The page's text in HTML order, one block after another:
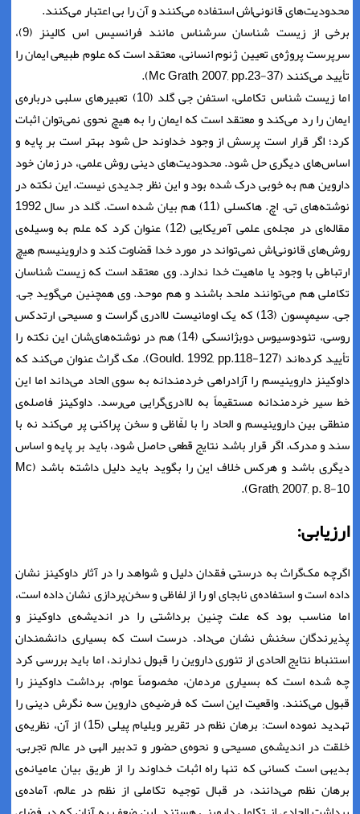
محدودیت‌های قانونی‌اش استفاده می‌کنند و آن را بی اعتبار می‌کنند.
برخی از زیست شناسان سرشناس مانند فرانسیس اس کالینز (9)،
سرپرست پروژه‌ی تعیین ژنوم انسانی، معتقد است که علوم طبیعی ایمان را
تأیید می‌کنند (Mc Grath, 2007, pp.23-37).
اما زیست شناس تکاملی، استفن جی گلد (10) تعبیرهای سلبی درباره‌ی
ایمان را رد می‌کند و معتقد است که ایمان را به هیچ نحوی نمی‌توان اثبات
کرد؛ اگر قرار است پرسش از وجود خداوند حل شود بهتر است بر پایه و
اساس‌های دیگری حل شود. محدودیت‌های دینی روش علمی، در زمان خود
داروین هم به خوبی درک شده بود و این نظر جدیدی نیست. این نکته در
نوشته‌های تی. اچ. ‌هاکسلی (11) هم بیان شده است. گلد در سال 1992
مقاله‌ای در مجله‌ی علمی آمریکایی (12) عنوان کرد که علم به وسیله‌ی
روش‌های قانونی‌اش نمی‌تواند در مورد خدا قضاوت کند و داروینیسم هیچ
ارتباطی با وجود یا ماهیت خدا ندارد. وی معتقد است که زیست شناسان
تکاملی هم می‌توانند ملحد باشند و هم موحد. وی همچنین می‌گوید جی.
جی. سیمپسون (13) که یک اومانیست لاادری گراست و مسیحی ارتدکس
روسی، تئودوسیوس دوبژانسکی (14) هم در نوشته‌های‌شان این نکته را
تأیید کرده‌اند (Gould. 1992, pp.118-127). مک گراث عنوان می‌کند که
داوکینز داروینیسم را آزادراهی خردمندانه به سوی الحاد می‌داند اما این
خط سیر خردمندانه مستقیماً به لاادری‌گرایی می‌رسد. داوکینز فاصله‌ی
منطقی بین داروینیسم و الحاد را با لفّاظی و سخن پراکنی پر می‌کند نه با
سند و مدرک. اگر قرار باشد نتایج قطعی حاصل شود، باید بر پایه و اساس
دیگری باشد و هرکس خلاف این را بگوید باید دلیل داشته باشد (Mc
Grath, 2007, p. 8-10).
ارزیابی:
اگرچه مک‌گراث به درستی فقدان دلیل و شواهد را در آثار داوکینز نشان
داده است و استفاده‌ی نابجای او را از لفاظی و سخن‌پردازی نشان داده است،
اما مناسب بود که علت چنین برداشتی را در اندیشه‌ی داوکینز و
پذیرندگان سخنش نشان می‌داد. درست است که بسیاری دانشمندان
استنباط نتایج الحادی از تئوری داروین را قبول ندارند، اما باید بررسی کرد
چه شده است که بسیاری مردمان، مخصوصاً عوام، برداشت داوکینز را
قبول می‌کنند. واقعیت این است که فرضیه‌ی داروین سه نگرش دینی را
تهدید نموده است: برهان نظم در تقریر ویلیام پیلی (15) از آن، نظریه‌ی
خلقت در اندیشه‌ی مسیحی و نحوه‌ی حضور و تدبیر الهی در عالم تجربی.
بدیهی است کسانی که تنها راه اثبات خداوند را از طریق بیان عامیانه‌ی
برهان نظم می‌دانند، در قبال توجیه تکاملی از نظم در عالم، آماده‌ی